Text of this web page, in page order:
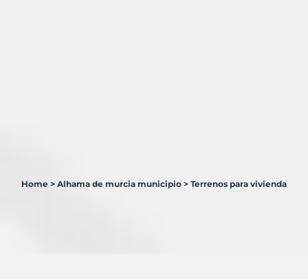
Home > Alhama de murcia municipio > Terrenos para vivienda